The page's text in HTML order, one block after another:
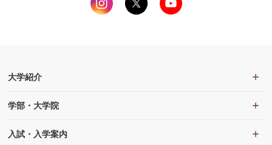
大学紹介
学部・大学院
入試・入学案内